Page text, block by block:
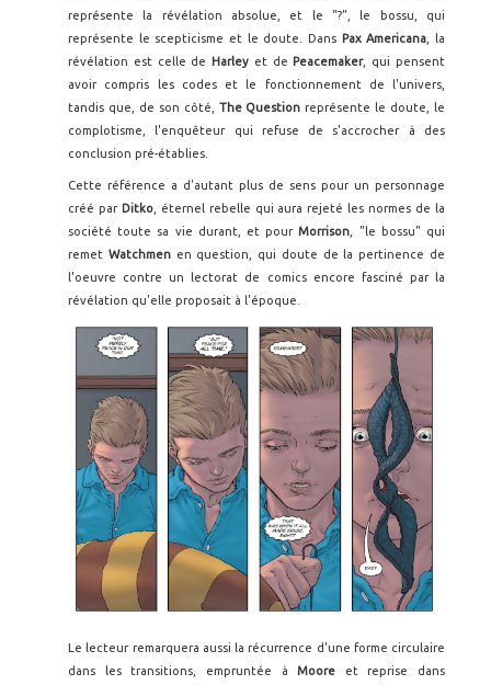
représente la révélation absolue, et le "?", le bossu, qui
représente le scepticisme et le doute. Dans Pax Americana , la
révélation est celle de Harley et de Peacemaker, qui pensent
avoir compris les codes et le fonctionnement de l'univers,
tandis que, de son côté, The Question représente le doute, le
complotisme, l'enquêteur qui refuse de s'accrocher à des
conclusion pré-établies.
Cette référence a d'autant plus de sens pour un personnage
créé par Ditko, éternel rebelle qui aura rejeté les normes de la
société toute sa vie durant, et pourMorrison , "le bossu" qui
remet Watchmenen question, qui doute de la pertinence de
l'oeuvre contre un lectorat de comics encore fasciné par la
révélation qu'elle proposait à l'époque.
Le lecteur remarquera aussi la récurrence d'une forme circulaire
dans les transitions, empruntée àMoore et reprise dans